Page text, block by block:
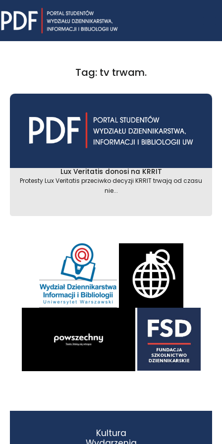
to
content
Tag: tv trwam.
Lux Veritatis donosi na KRRIT
Protesty Lux Veritatis przeciwko decyzji KRRIT trwają od czasu
nie...
Kultura